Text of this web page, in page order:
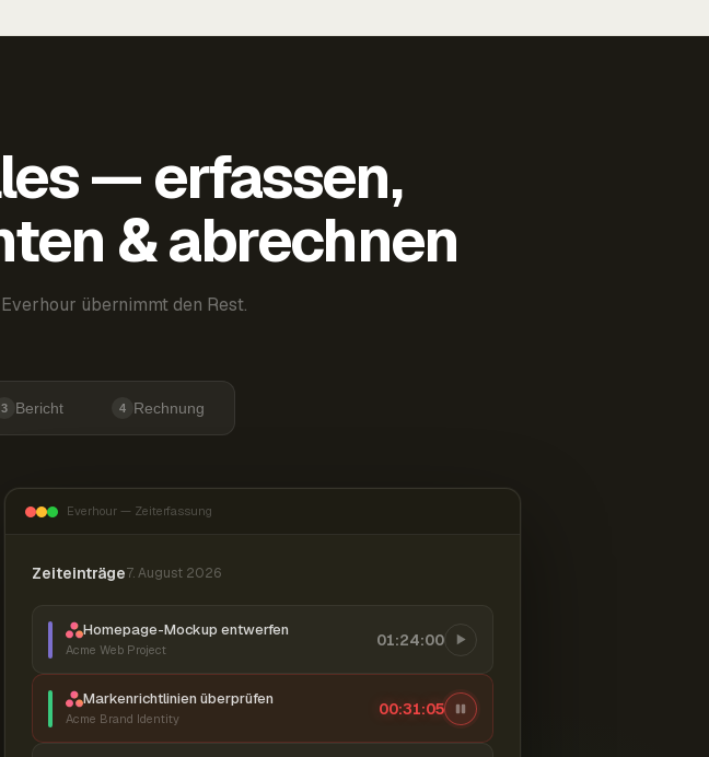
— erfassen,
& abrechnen
übernimmt den Rest.
3 Bericht 4 Rechnung
Everhour — Zeiterfassung
Zeiteinträge7. August 2026
Homepage-Mockup entwerfen
Acme Web Project
01:24:00
Markenrichtlinien überprüfen
Acme Brand Identity
00:31:06